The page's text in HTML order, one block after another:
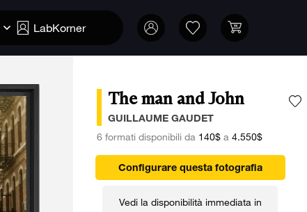
LabKorner
The man and John
GUILLAUME GAUDET
6 formati disponibili da 140$a 4.550$
Configurare questa fotografia
Vedi la disponibilità immediata in